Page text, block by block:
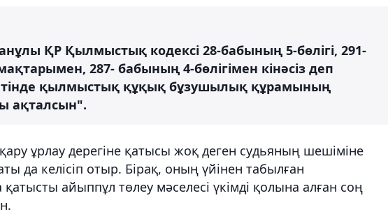
ҚР Қылмыстық кодексі 28-бабының 5-бөлігі, 291-
287- бабының 4-бөлігімен кінәсіз деп
қылмыстық құқық бұзушылық құрамының
ақталсын".
ұрлау дерегіне қатысы жоқ деген судьяның шешіміне
да келісіп отыр. Бірақ, оның үйінен табылған
айыппұл төлеу мәселесі үкімді қолына алған соң